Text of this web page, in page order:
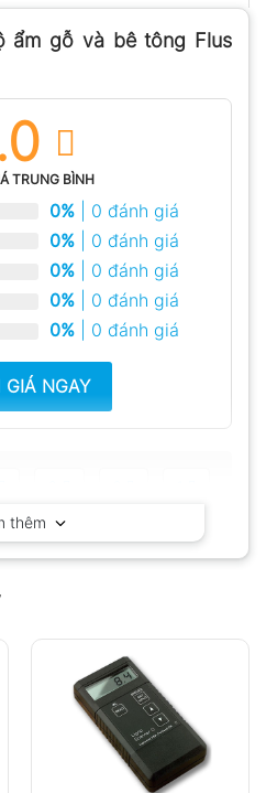
ẩm gỗ và bê tông Flus
TRUNG BÌNH
0% | 0 đánh giá
0% | 0 đánh giá
0% | 0 đánh giá
0% | 0 đánh giá
0% | 0 đánh giá
NGAY
thêm